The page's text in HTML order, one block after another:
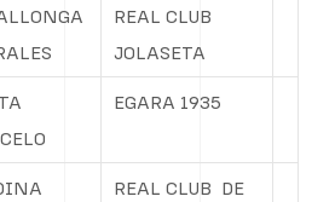
REAL CLUB
JOLASETA
EGARA 1935
REAL CLUB DE